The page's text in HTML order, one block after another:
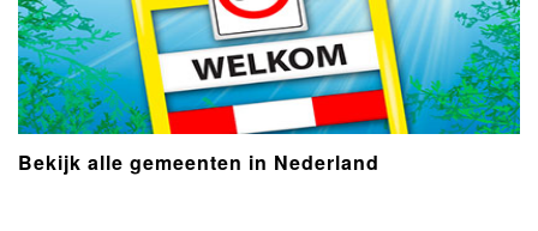
Bekijk alle gemeenten in Nederland